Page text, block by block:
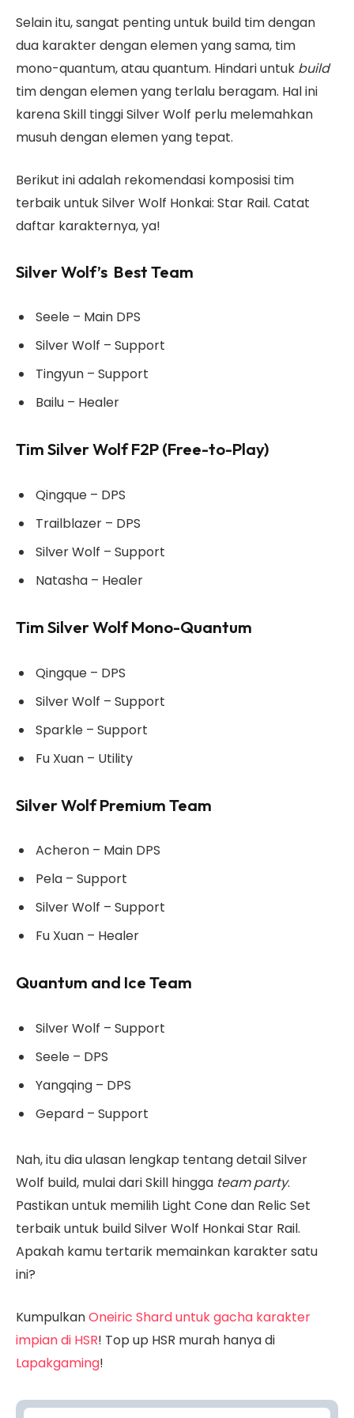
Selain itu, sangat penting untuk build tim dengan
dua karakter dengan elemen yang sama, tim
mono-quantum, atau quantum. Hindari untuk build
tim dengan elemen yang terlalu beragam. Hal ini
karena Skill tinggi Silver Wolf perlu melemahkan
musuh dengan elemen yang tepat.
Berikut ini adalah rekomendasi komposisi tim
terbaik untuk Silver Wolf Honkai: Star Rail. Catat
daftar karakternya, ya!
Silver Wolf’s Best Team
Seele – Main DPS
Silver Wolf – Support
Tingyun – Support
Bailu – Healer
Tim Silver Wolf F2P (Free-to-Play)
Qingque – DPS
Trailblazer – DPS
Silver Wolf – Support
Natasha – Healer
Tim Silver Wolf Mono-Quantum
Qingque – DPS
Silver Wolf – Support
Sparkle – Support
Fu Xuan – Utility
Silver Wolf Premium Team
Acheron – Main DPS
Pela – Support
Silver Wolf – Support
Fu Xuan – Healer
Quantum and Ice Team
Silver Wolf – Support
Seele – DPS
Yangqing – DPS
Gepard – Support
Nah, itu dia ulasan lengkap tentang detail Silver
Wolf build, mulai dari Skill hingga team party.
Pastikan untuk memilih Light Cone dan Relic Set
terbaik untuk build Silver Wolf Honkai Star Rail.
Apakah kamu tertarik memainkan karakter satu
ini?
KumpulkanOneiric Shard untuk gacha karakter
impian di HSR! Top up HSR murah hanya di
Lapakgaming!